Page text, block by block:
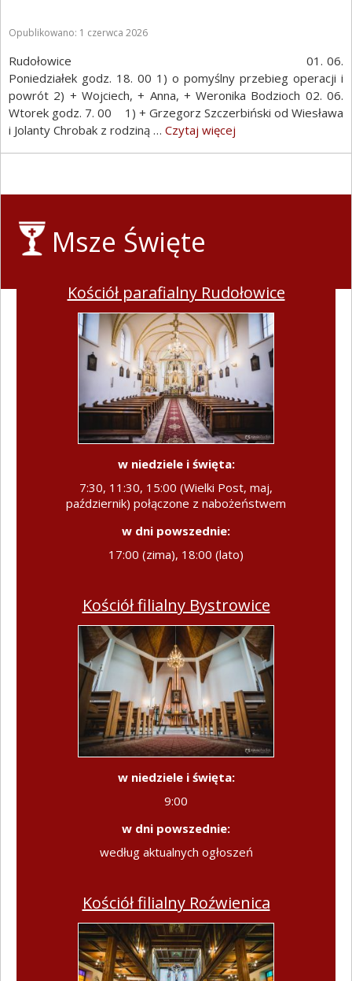
Opublikowano: 1 czerwca 2026
Rudołowice 01. 06.
Poniedziałek godz. 18. 00 1) o pomyślny przebieg operacji i
powrót 2) + Wojciech, + Anna, + Weronika Bodzioch 02. 06.
Wtorek godz. 7. 00 1) + Grzegorz Szczerbiński od Wiesława
i Jolanty Chrobak z rodziną … Czytaj więcej
Msze Święte
Kościół parafialny Rudołowice
w niedziele i święta:
7:30, 11:30, 15:00 (Wielki Post, maj,
październik) połączone z nabożeństwem
w dni powszednie:
17:00 (zima), 18:00 (lato)
Kościół filialny Bystrowice
w niedziele i święta:
9:00
w dni powszednie:
według aktualnych ogłoszeń
Kościół filialny Roźwienica